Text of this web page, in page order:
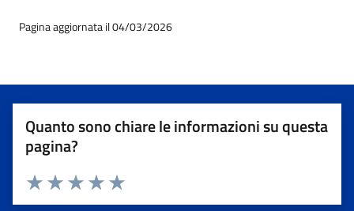
Pagina aggiornata il 04/03/2026
Quanto sono chiare le informazioni su questa
pagina?
Valuta 5 stelle su 5
Valuta 4 stelle su 5
Valuta 3 stelle su 5
Valuta 2 stelle su 5
Valuta 1 stelle su 5